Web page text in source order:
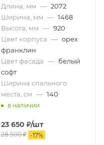
Длина, мм — 2072
Ширина, мм — 1468
Высота, мм — 920
Цвет корпуса — орех
франклин
Цвет фасада — белый
софт
Ширина спального
места, см — 140
в наличии
23 650 ₽/шт
28 500₽ -17%